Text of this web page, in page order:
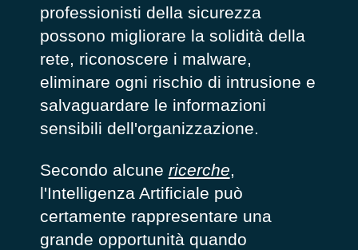
professionisti della sicurezza
possono migliorare la solidità della
rete, riconoscere i malware,
eliminare ogni rischio di intrusione e
salvaguardare le informazioni
sensibili dell'organizzazione.
Secondo alcune ricerche,
l'Intelligenza Artificiale può
certamente rappresentare una
grande opportunità quando